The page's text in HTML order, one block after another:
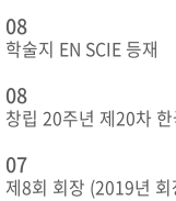
08
학술지 EN SCIE 등재
08
창립 20주년 제20차
07
제8회 회장 (2019년 회